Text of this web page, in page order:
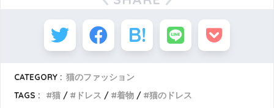
CATEGORY : 猫のファッション
TAGS :
猫 ドレス 着物 猫のドレス